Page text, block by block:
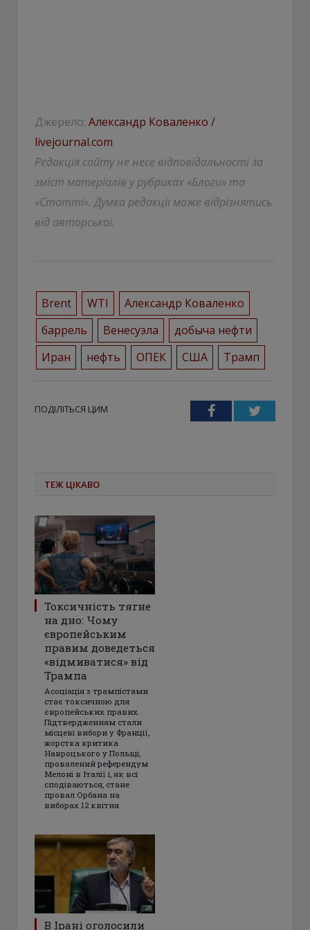
Джерело: Александр Коваленко /
livejournal.com
Редакція сайту не несе відповідальності за
зміст матеріалів у рубриках «Блоги» та
«Статті». Думка редакції може відрізнятись
від авторської.
Brent WTI
Александр Коваленко
баррель
Венесуэла
добыча нефти
Иран
нефть ОПЕК США Трамп
ПОДІЛІТЬСЯ ЦИМ FacebookTwitter
ТЕЖ ЦІКАВО
Токсичність тягне
на дно: Чому
європейським
правим доведеться
«відмиватися» від
Трампа
Асоціація з трампістами
стає токсичною для
європейських правих.
Підтвердженням стали
місцеві вибори у Франції,
жорстка критика
Навроцького у Польщі,
провалений референдум
Мелоні в Італії і, як всі
сподіваються, стане
провал Орбана на
виборах 12 квітня
В Ірані оголосили